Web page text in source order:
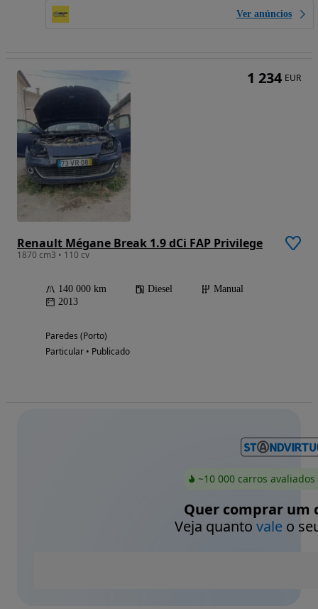
Ver anúncios
Renault Mégane Break 1.9 dCi FAP Privilege
1870 cm3 • 110 cv
140 000 km Diesel
Manual
2013
Paredes (Porto)
Particular • Publicado
1 234 EUR
~10 000 carros
Quer comprar um
Veja quanto valeo